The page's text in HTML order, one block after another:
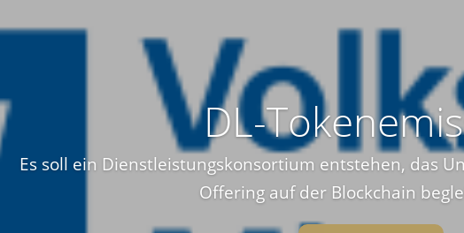
DL-
Es soll ein Dienstleistungskonsortium entstehen, das
Offering auf der Blockchain